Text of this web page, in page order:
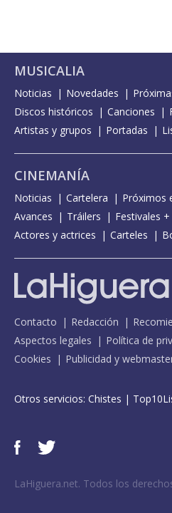
MUSICALIA
Noticias Novedades
Discos históricos
Canciones
Artistas y grupos
Portadas
CINEMANÍA
Noticias Cartelera Próximos
Avances
Tráilers
Festivales
Actores y actrices
Carteles
Contacto Redacción
Aspectos legales
Política de
Cookies
Publicidad y
Otros servicios: Chistes |
LaHiguera.net. Todos los